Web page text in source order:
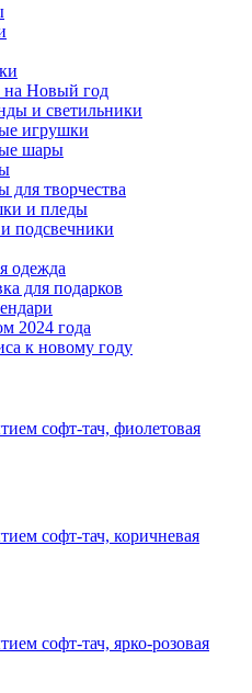
на Новый год
и светильники
игрушки
шары
для творчества
и пледы
подсвечники
одежда
для подарков
2024 года
к новому году
софт-тач, фиолетовая
софт-тач, коричневая
софт-тач, ярко-розовая